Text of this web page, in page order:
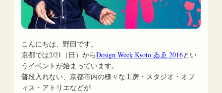
こんにちは、野田です。
京都では2/21（日）からDesign Week Kyoto ゐゑ 2016とい
うイベントが始まっています。
普段入れない、京都市内の様々な工房・スタジオ・オフ
ィス・アトリエなどが